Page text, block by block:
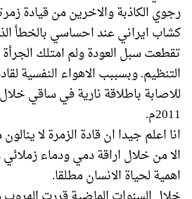
رجوي الكاذبة والاخرين من قيادة
كشاب ايراني عند احساسي بالخطأ
تقطعت سبل العودة ولم امتلك
التنظيم. وبسببب الاهواء النفسية
2011م.
انا اعلم جيدا ان قادة الزمرة لا
الا من خلال اراقة دمي ودماء
اهمية لحياة الانسان مطلقا.